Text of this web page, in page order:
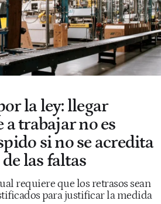
la ley: llegar
a trabajar no es
si no se acredita
las faltas
requiere que los retrasos sean
para justificar la medida